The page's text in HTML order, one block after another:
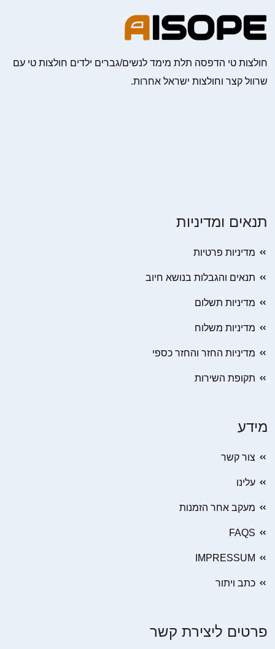
חולצות טי הדפסה תלת מימד לנשים/גברים ילדים חולצות טי עם
שרוול קצר וחולצות ישראל אחרות.
תנאים ומדיניות
מדיניות פרטיות
תנאים והגבלות בנושא חיוב
מדיניות תשלום
מדיניות משלוח
מדיניות החזר והחזר כספי
תקופת השירות
מידע
צור קשר
עלינו
מעקב אחר הזמנות
FAQS
IMPRESSUM
כתב ויתור
פרטים ליצירת קשר